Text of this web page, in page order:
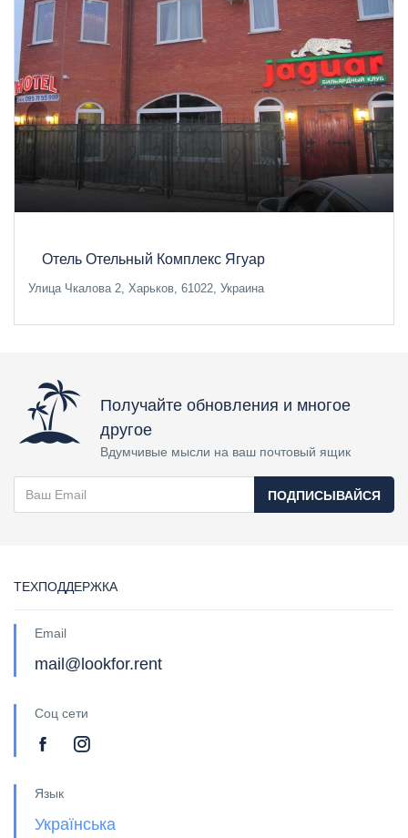
Отель Отельный Комплекс Ягуар
Улица Чкалова 2, Харьков, 61022, Украина
Получайте обновления и многое
другое
Вдумчивые мысли на ваш почтовый ящик
ПОДПИСЫВАЙСЯ
ТЕХПОДДЕРЖКА
Email
mail@lookfor.rent
Соц сети
Язык
Українська